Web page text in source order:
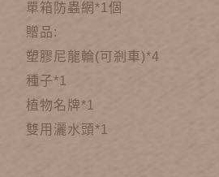
單箱防蟲網*1個
贈品:
塑膠尼龍輪(可剎車)*4
種子*1
植物名牌*1
雙用灑水頭*1